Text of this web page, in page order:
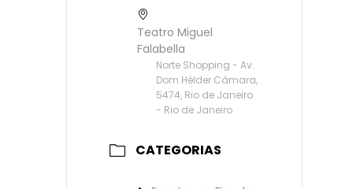
Teatro Miguel
Falabella
Norte Shopping - Av.
Dom Hélder Câmara,
5474, Rio de Janeiro
- Rio de Janeiro
CATEGORIAS